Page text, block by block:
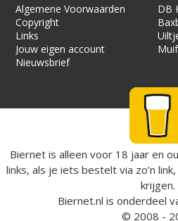
Algemene Voorwaarden
Copyright
Links
Jouw eigen account
Nieuwsbrief
DB
the
Biernet is alleen voor 18 jaar en
links, als je iets bestelt via zo’n
krijgen.
Biernet.nl is onderdeel
© 2008 -